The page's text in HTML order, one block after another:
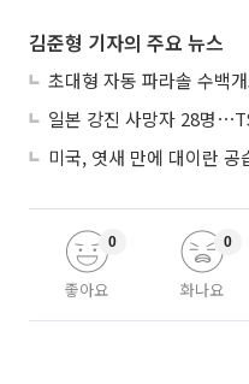
김준형 기자의 주요 뉴스
미국, 엿새 만에 대이란
좋아요
0
화나요
0